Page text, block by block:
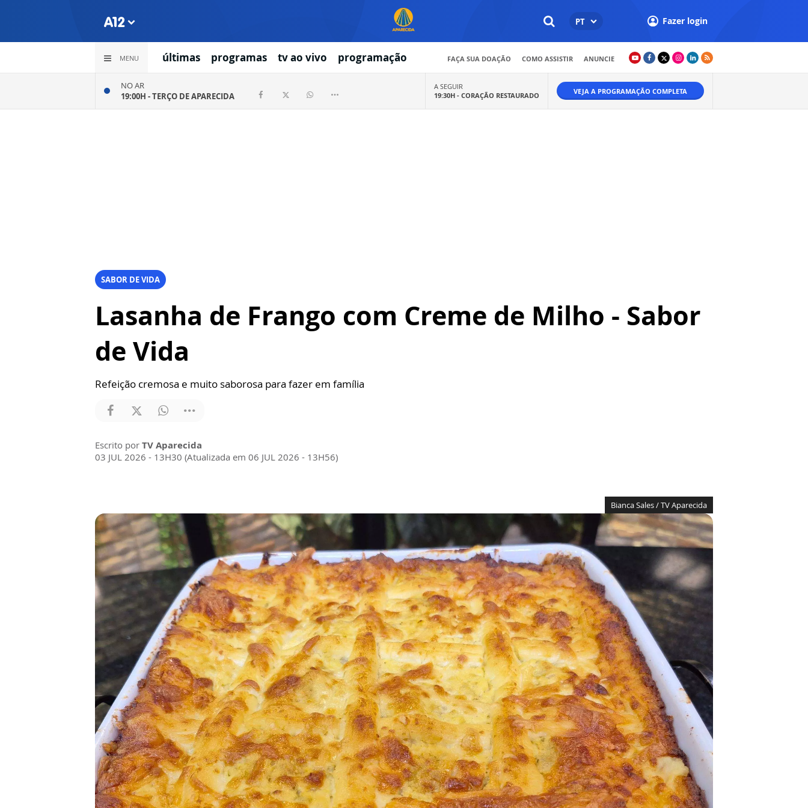
PT Fazer login
MENU últimas programas tv ao vivo programação FAÇA SUA DOAÇÃO COMO ASSISTIR ANUNCIE
NO AR
19:00H -TERÇO DE APARECIDA
A SEGUIR
19:30H - CORAÇÃO RESTAURADO VEJA A PROGRAMAÇÃO COMPLETA
SABOR DE VIDA
Lasanha de Frango com Creme de Milho - Sabor
de Vida
Refeição cremosa e muito saborosa para fazer em família
Escrito por TV Aparecida
03 JUL 2026 - 13H30 (Atualizada em 06 JUL 2026 - 13H56)
Bianca Sales / TV Aparecida